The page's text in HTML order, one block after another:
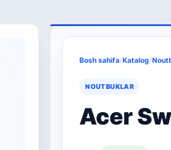
Bosh sahifa/Katalog/
NOUTBUKLAR
Acer